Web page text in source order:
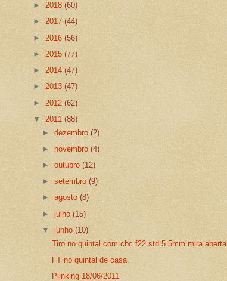
► 2018 (60)
► 2017 (44)
► 2016 (56)
► 2015 (77)
► 2014 (47)
► 2013 (47)
► 2012 (62)
▼ 2011 (88)
►dezembro(2)
►novembro(4)
►outubro(12)
►setembro(9)
►agosto(8)
►julho(15)
▼junho(10)
Tiro no quintal com cbc f22 std 5.5mm mira aberta
FT no quintal de casa.
Plinking 18/06/2011